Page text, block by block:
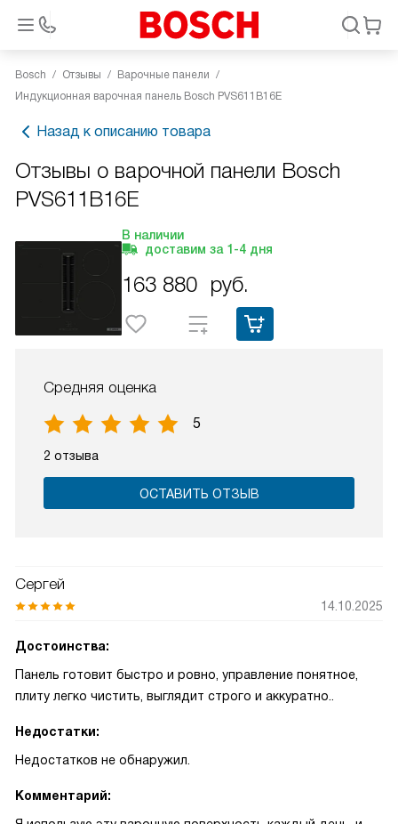
Bosch Отзывы
Варочные панели
Индукционная варочная панель Bosch PVS611B16E
Назад к описанию товара
Отзывы о варочной панели Bosch
PVS611B16E
В наличии
доставим за 1-4 дня
163 880 руб.
Средняя оценка
5
2 отзыва
ОСТАВИТЬ ОТЗЫВ
Сергей
14.10.2025
Достоинства:
Панель готовит быстро и ровно, управление понятное,
плиту легко чистить, выглядит строго и аккуратно..
Недостатки:
Недостатков не обнаружил.
Комментарий: